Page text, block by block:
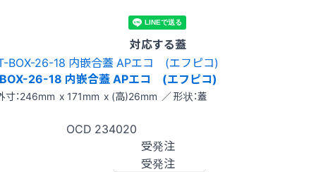
対応する蓋
26-18 内嵌合蓋 APエコ (エフピコ)
寸：246mm x 171mm x (高)26mm ／ 形状：蓋
OCD 234020
受発注
受発注